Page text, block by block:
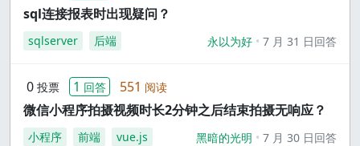
sql连接报表时出现疑问？
sqlserver 后端 永以为好 7 月 31 日回答
0 投票 1 回答 551 阅读
微信小程序拍摄视频时长2分钟之后结束拍摄无响应？
小程序 前端 vue.js 黑暗的光明 7 月 30 日回答